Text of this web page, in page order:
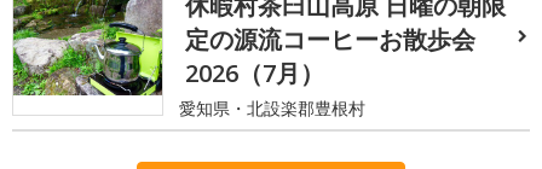
定の源流コーヒーお散歩会
2026（7月）
愛知県・北設楽郡豊根村